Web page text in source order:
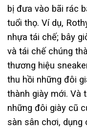
bị đưa vào bãi rác
tuổi thọ. Ví dụ,
nhựa tái chế; bây
và tái chế chúng
thương hiệu
thu hồi những đôi
thành giày mới. Và
những đôi giày cũ
sàn sân chơi, dụng